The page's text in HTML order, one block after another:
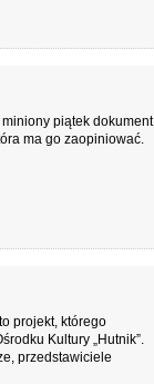
miniony piątek dokument
ma go zaopiniować.
projekt, którego
Kultury „Hutnik”.
przedstawiciele